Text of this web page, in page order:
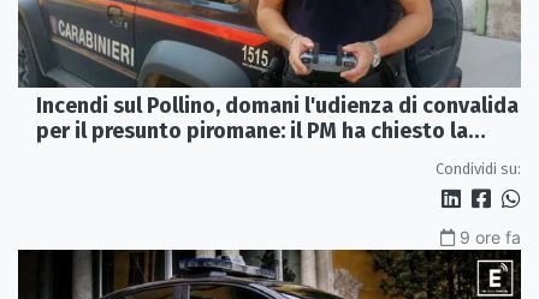
Incendi sul Pollino, domani l'udienza di convalida
per il presunto piromane: il PM ha chiesto la
Condividi su:
9 ore fa